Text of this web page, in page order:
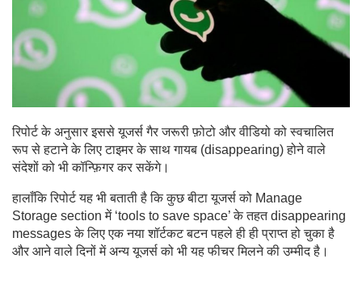
रिपोर्ट के अनुसार इससे यूजर्स गैर जरूरी फ़ोटो और वीडियो को स्वचालित
रूप से हटाने के लिए टाइमर के साथ गायब (disappearing) होने वाले
संदेशों को भी कॉन्फ़िगर कर सकेंगे।
हालाँकि रिपोर्ट यह भी बताती है कि कुछ बीटा यूजर्स को Manage
Storage section में ‘tools to save space’ के तहत disappearing
messages के लिए एक नया शॉर्टकट बटन पहले ही ही प्राप्त हो चुका है
और आने वाले दिनों में अन्य यूजर्स को भी यह फीचर मिलने की उम्मीद है।